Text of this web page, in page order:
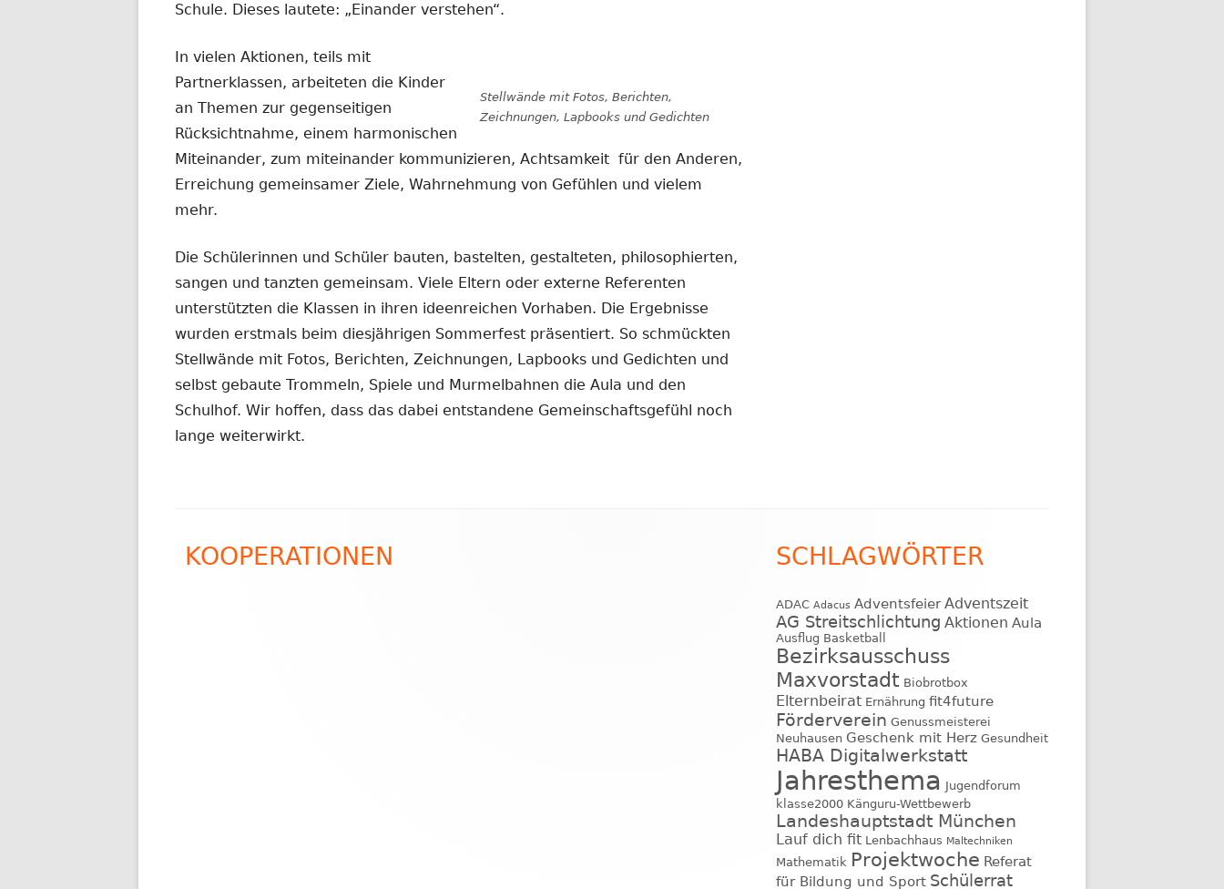
Schule. Dieses lautete: „Einander verstehen“.
Stellwände mit Fotos, Berichten,
Zeichnungen, Lapbooks und Gedichten
In vielen Aktionen, teils mit
Partnerklassen, arbeiteten die Kinder
an Themen zur gegenseitigen
Rücksichtnahme, einem harmonischen
Miteinander, zum miteinander kommunizieren, Achtsamkeit für den Anderen,
Erreichung gemeinsamer Ziele, Wahrnehmung von Gefühlen und vielem
mehr.
Die Schülerinnen und Schüler bauten, bastelten, gestalteten, philosophierten,
sangen und tanzten gemeinsam. Viele Eltern oder externe Referenten
unterstützten die Klassen in ihren ideenreichen Vorhaben. Die Ergebnisse
wurden erstmals beim diesjährigen Sommerfest präsentiert. So schmückten
Stellwände mit Fotos, Berichten, Zeichnungen, Lapbooks und Gedichten und
selbst gebaute Trommeln, Spiele und Murmelbahnen die Aula und den
Schulhof. Wir hoffen, dass das dabei entstandene Gemeinschaftsgefühl noch
lange weiterwirkt.
Inhalt
KOOPERATIONEN SCHLAGWÖRTER
ADAC Adacus Adventsfeier Adventszeit
AG Streitschlichtung Aktionen Aula
Ausflug Basketball
Bezirksausschuss
Maxvorstadt Biobrotbox
Elternbeirat Ernährung fit4future
Förderverein Genussmeisterei
Neuhausen Geschenk mit Herz Gesundheit
HABA Digitalwerkstatt
Jahresthema Jugendforum
klasse2000 Känguru-Wettbewerb
Landeshauptstadt München
Lauf dich fit Lenbachhaus Maltechniken
Mathematik Projektwoche Referat
für Bildung und Sport Schülerrat